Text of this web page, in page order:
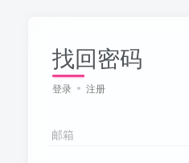
找回密码
登录 注册
邮箱